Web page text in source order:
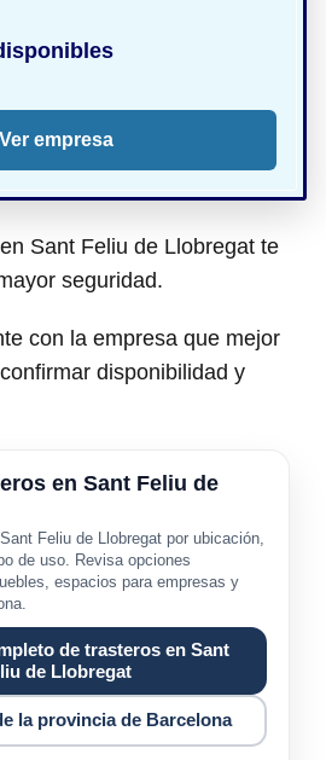
Ver empresa
Sant Feliu de Llobregat te
seguridad.
con la empresa que mejor
disponibilidad y
en Sant Feliu de
Feliu de Llobregat por ubicación,
de uso. Revisa opciones
espacios para empresas y
de trasteros en Sant
de Llobregat
la provincia de Barcelona